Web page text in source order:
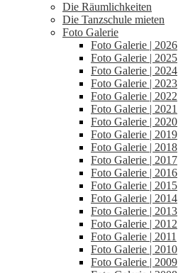
Die Räumlichkeiten
Die Tanzschule mieten
Foto Galerie
Foto Galerie | 2026
Foto Galerie | 2025
Foto Galerie | 2024
Foto Galerie | 2023
Foto Galerie | 2022
Foto Galerie | 2021
Foto Galerie | 2020
Foto Galerie | 2019
Foto Galerie | 2018
Foto Galerie | 2017
Foto Galerie | 2016
Foto Galerie | 2015
Foto Galerie | 2014
Foto Galerie | 2013
Foto Galerie | 2012
Foto Galerie | 2011
Foto Galerie | 2010
Foto Galerie | 2009